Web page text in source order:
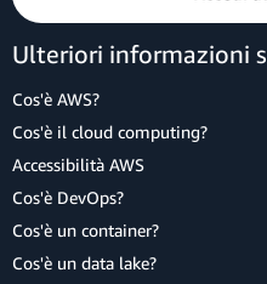
Ulteriori informazioni
Cos'è AWS?
Cos'è il cloud computing?
Accessibilità AWS
Cos'è DevOps?
Cos'è un container?
Cos'è un data lake?